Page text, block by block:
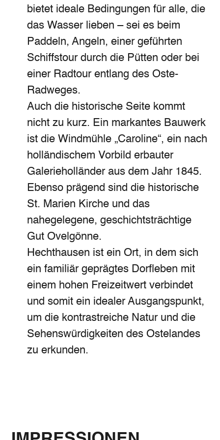
bietet ideale Bedingungen für alle, die
das Wasser lieben – sei es beim
Paddeln, Angeln, einer geführten
Schiffstour durch die Pütten oder bei
einer Radtour entlang des Oste-
Radweges.
Auch die historische Seite kommt
nicht zu kurz. Ein markantes Bauwerk
ist die Windmühle „Caroline“, ein nach
holländischem Vorbild erbauter
Galerieholländer aus dem Jahr 1845.
Ebenso prägend sind die historische
St. Marien Kirche und das
nahegelegene, geschichtsträchtige
Gut Ovelgönne.
Hechthausen ist ein Ort, in dem sich
ein familiär geprägtes Dorfleben mit
einem hohen Freizeitwert verbindet
und somit ein idealer Ausgangspunkt,
um die kontrastreiche Natur und die
Sehenswürdigkeiten des Ostelandes
zu erkunden.